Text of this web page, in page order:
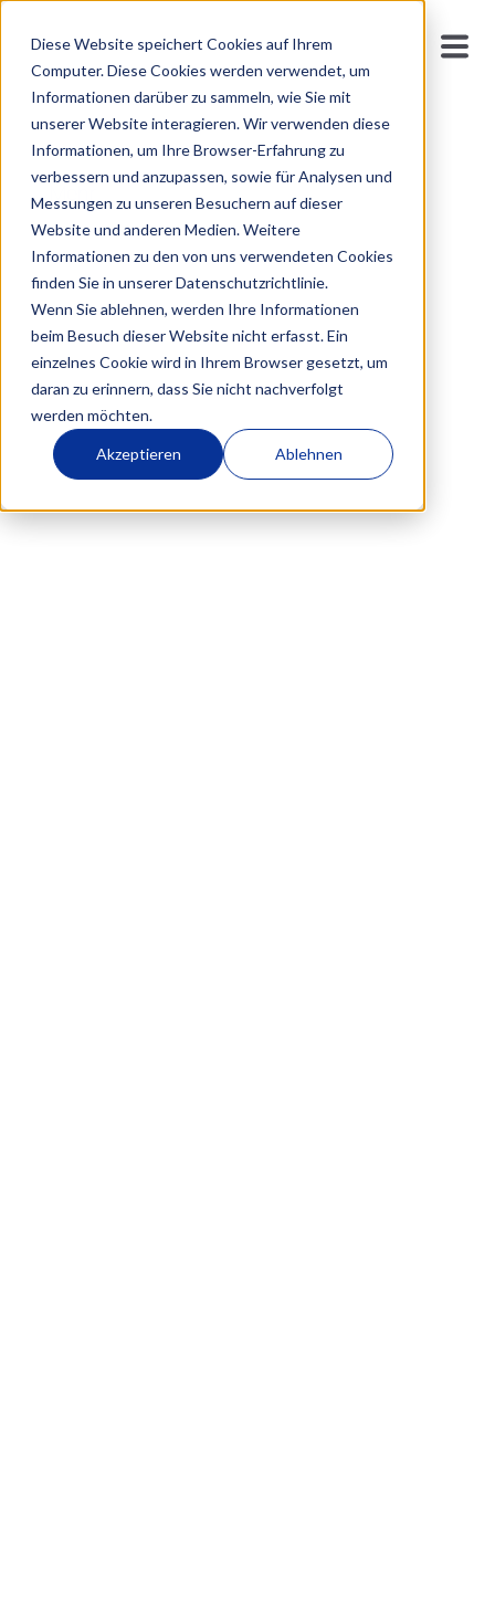
Diese Website speichert Cookies auf Ihrem
Computer. Diese Cookies werden verwendet, um
Informationen darüber zu sammeln, wie Sie mit
unserer Website interagieren. Wir verwenden diese
Informationen, um Ihre Browser-Erfahrung zu
verbessern und anzupassen, sowie für Analysen und
Messungen zu unseren Besuchern auf dieser
Website und anderen Medien. Weitere
Informationen zu den von uns verwendeten Cookies
finden Sie in unserer Datenschutzrichtlinie.
Wenn Sie ablehnen, werden Ihre Informationen
beim Besuch dieser Website nicht erfasst. Ein
einzelnes Cookie wird in Ihrem Browser gesetzt, um
daran zu erinnern, dass Sie nicht nachverfolgt
werden möchten.
Akzeptieren Ablehnen
Ulrike Lange
Führungskräfte-Trainerin | Systemische Coach |
Expertin für Führung & Persönlichkeit